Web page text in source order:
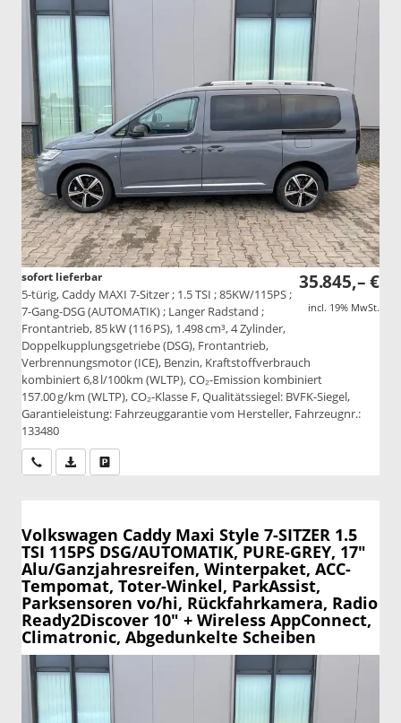
35.845,– €
incl. 19% MwSt.
sofort lieferbar
5-türig, Caddy MAXI 7-Sitzer ; 1.5 TSI ; 85KW/115PS ;
7-Gang-DSG (AUTOMATIK) ; Langer Radstand ;
Frontantrieb, 85 kW (116 PS), 1.498 cm³, 4 Zylinder,
Doppelkupplungsgetriebe (DSG), Frontantrieb,
Verbrennungsmotor (ICE), Benzin, Kraftstoffverbrauch
kombiniert 6,8 l/100km (WLTP), CO₂-Emission kombiniert
157.00 g/km (WLTP), CO₂-Klasse F, Qualitätssiegel: BVFK-Siegel,
Garantieleistung: Fahrzeuggarantie vom Hersteller, Fahrzeugnr.:
133480
Wir rufen Sie anPDF-Datei, Fahrzeugexposé drucken
Volkswagen Caddy Maxi Style 7-SITZER 1.5
TSI 115PS DSG/AUTOMATIK, PURE-GREY, 17"
Alu/Ganzjahresreifen, Winterpaket, ACC-
Tempomat, Toter-Winkel, ParkAssist,
Parksensoren vo/hi, Rückfahrkamera, Radio
Ready2Discover 10" + Wireless AppConnect,
Climatronic, Abgedunkelte Scheiben